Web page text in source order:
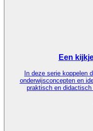
Een
In deze serie koppelen
onderwijsconcepten en
praktisch en didactisch